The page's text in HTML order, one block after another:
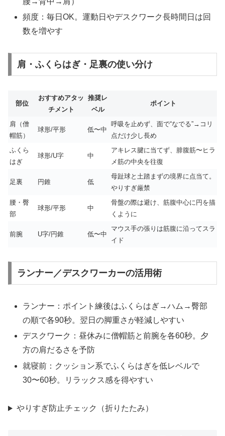
頻度：毎日OK。運動日やデスクワーク長時間日は回
数を増やす
肩・ふくらはぎ・足裏の使い分け
部位
おすすめアタッ
チメント
推奨レ
ベル
ポイント
肩（僧
帽筋）
球形/平形 低〜中
呼吸を止めず、面で“なでる”→コリ
点だけ少し長め
ふくら
はぎ
球形/U字 中
アキレス腱に当てず、腓腹筋〜ヒラ
メ筋の中央を往復
足裏 円錐 低
母趾球と土踏まずの境界に点当て。
やりすぎ厳禁
腰・臀
部
球形/平形 中
骨盤の際は避け、筋腹中心に円を描
くように
前腕 U字/円錐 低〜中
マウス手の張りは筋腹に沿ってスラ
イド
ランナー／デスクワーカーの活用術
ランナー：ポイント練後はふくらはぎ→ハム→臀部
の順で各90秒。翌日の脚重さが軽減しやすい
デスクワーク：昼休みに僧帽筋と前腕を各60秒。夕
方の肩だるさを予防
就寝前：クッション系でふくらはぎを低レベルで
30〜60秒。リラックス感を得やすい
やりすぎ防止チェック（折りたたみ）